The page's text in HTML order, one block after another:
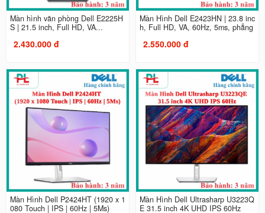
Màn hình văn phòng Dell E2225H
S | 21.5 inch, Full HD, VA...
2.430.000 đ
Màn Hình Dell E2423HN | 23.8 inc
h, Full HD, VA, 60Hz, 5ms, phẳng
2.550.000 đ
Màn Hình Dell P2424HT (1920 x 1
080 Touch | IPS | 60Hz | 5Ms)
Màn Hình Dell Ultrasharp U3223Q
E 31.5 inch 4K UHD IPS 60Hz